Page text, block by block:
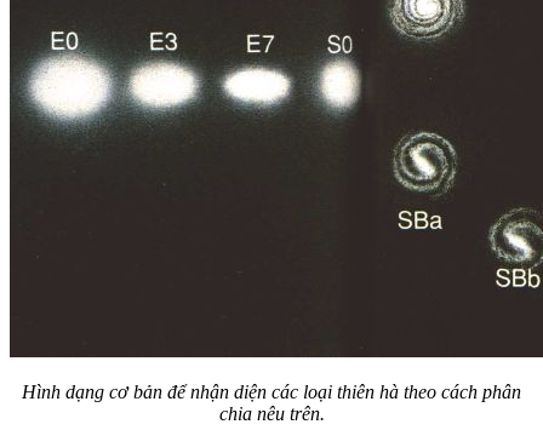
Hình dạng cơ bản để nhận diện các loại thiên hà theo cách phân
chia nêu trên.